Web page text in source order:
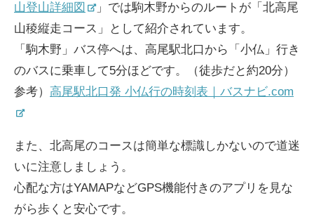
山登山詳細図
」では駒木野からのルートが「北高尾
山稜縦走コース」として紹介されています。
「駒木野」バス停へは、高尾駅北口から「小仏」行き
のバスに乗車して5分ほどです。（徒歩だと約20分）
参考） 高尾駅北口発 小仏行の時刻表｜バスナビ.com
また、北高尾のコースは簡単な標識しかないので道迷
いに注意しましょう。
心配な方はYAMAPなどGPS機能付きのアプリを見な
がら歩くと安心です。